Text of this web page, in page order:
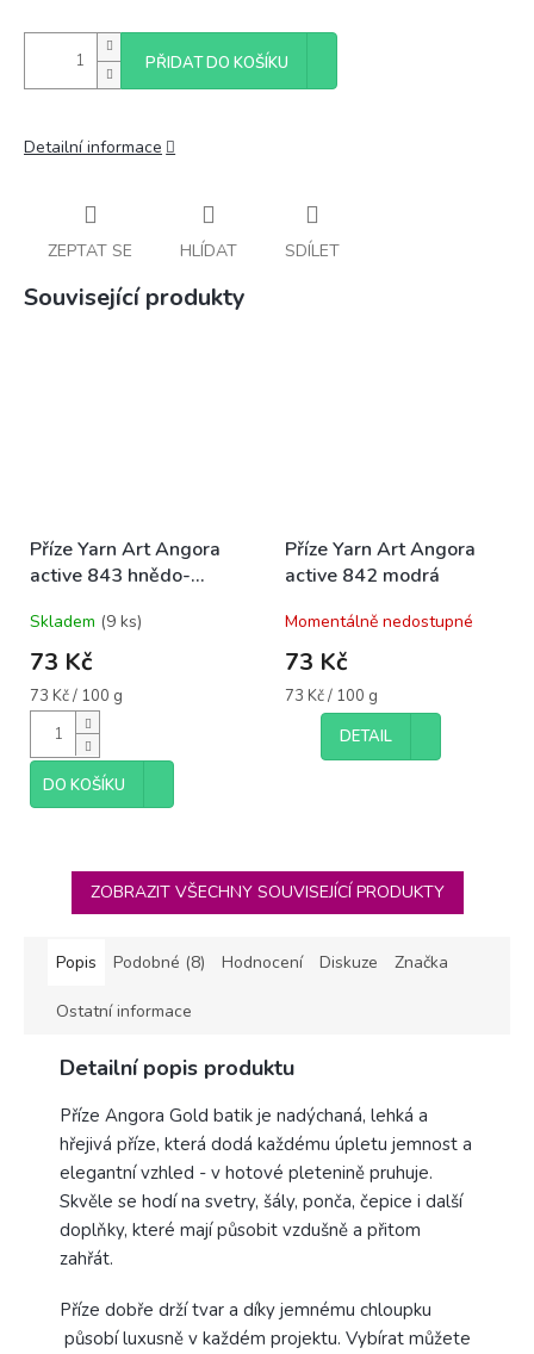
PŘIDAT DO KOŠÍKU
Detailní informace
ZEPTAT SE HLÍDAT SDÍLET
Související produkty
Příze Yarn Art Angora
active 843 hnědo-
Skladem (9 ks)
73 Kč
Měrná
cena:
73 Kč / 100 g
DO KOŠÍKU
Příze Yarn Art Angora
active 842 modrá
Momentálně nedostupné
73 Kč
Měrná
73 Kč / 100 g
DETAIL
ZOBRAZIT VŠECHNY SOUVISEJÍCÍ PRODUKTY
Popis Podobné (8) Hodnocení Diskuze Značka
Ostatní informace
Detailní popis produktu
Příze Angora Gold batik je nadýchaná, lehká a
hřejivá příze, která dodá každému úpletu jemnost a
elegantní vzhled - v hotové pletenině pruhuje.
Skvěle se hodí na svetry, šály, ponča, čepice i další
doplňky, které mají působit vzdušně a přitom
zahřát.
Příze dobře drží tvar a díky jemnému chloupku
působí luxusně v každém projektu. Vybírat můžete